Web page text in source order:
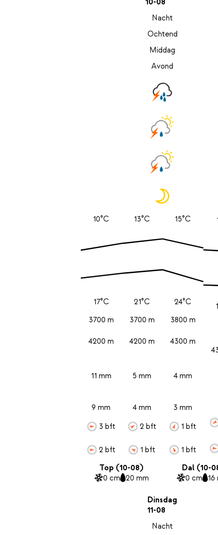
10-08
Nacht
Ochtend
Middag
Avond
10°C
17°C
3700 m
4200 m
11 mm
9 mm
3 bft
2 bft
13°C
21°C
3700 m
4200 m
5 mm
4 mm
2 bft
1 bft
15°C
24°C
3800 m
4300 m
4 mm
3 mm
1 bft
1 bft
Top (10-08)
0 cm 20 mm
Dal (10-
0 cm 16
Dinsdag
11-08
Nacht